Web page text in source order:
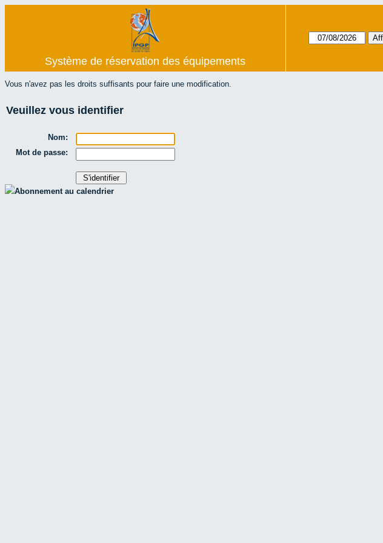
Système de réservation des équipements
Vous n'avez pas les droits suffisants pour faire une modification.
Veuillez vous identifier
Nom:
Mot de passe:
Abonnement au calendrier